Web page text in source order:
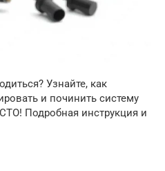
Узнайте, как
и починить систему
Подробная инструкция и